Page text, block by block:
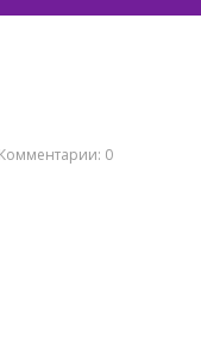
Комментарии: 0